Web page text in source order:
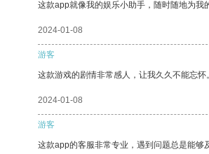
这款app就像我的娱乐小助手，随时随地为我
2024-01-08
游客
这款游戏的剧情非常感人，让我久久不能忘怀。
2024-01-08
游客
这款app的客服非常专业，遇到问题总是能够